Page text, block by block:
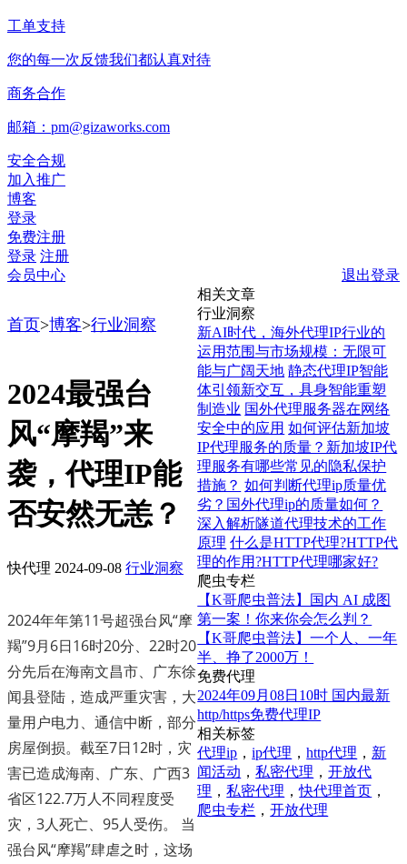
工单支持
您的每一次反馈我们都认真对待
商务合作
邮箱：pm@gizaworks.com
安全合规
加入推广
博客
登录
免费注册
登录 注册
会员中心
退出登录
首页>博客>行业洞察
2024最强台
风“摩羯”来
袭，代理IP能
否安然无恙？
快代理 2024-09-08 行业洞察
2024年年第11号超强台风“摩
羯”9月6日16时20分、22时20
分先后在海南文昌市、广东徐
闻县登陆，造成严重灾害，大
量用户电力、通信中断，部分
房屋倒损。截至7日12时，灾
害已造成海南、广东、广西3
省区122.7万人不同程度受
灾，3人死亡、95人受伤。 当
强台风“摩羯”肆虐之时，这场
相关文章
行业洞察
新AI时代，海外代理IP行业的
运用范围与市场规模：无限可
能与广阔天地 静态代理IP智能
体引领新交互，具身智能重塑
制造业 国外代理服务器在网络
安全中的应用 如何评估新加坡
IP代理服务的质量？新加坡IP代
理服务有哪些常见的隐私保护
措施？ 如何判断代理ip质量优
劣？国外代理ip的质量如何？
深入解析隧道代理技术的工作
原理 什么是HTTP代理?HTTP代
理的作用?HTTP代理哪家好?
爬虫专栏
【K哥爬虫普法】国内 AI 成图
第一案！你来你会怎么判？
【K哥爬虫普法】一个人、一年
半、挣了2000万！
免费代理
2024年09月08日10时 国内最新
http/https免费代理IP
相关标签
代理ip ，ip代理 ，http代理 ， 新
闻活动 ，私密代理 ，开放代
理 ，私密代理 ，快代理首页 ，
爬虫专栏 ，开放代理